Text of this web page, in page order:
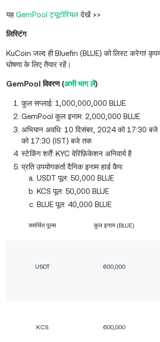
यहGemPool ट्यूटोरियलदेखें >>
लिस्टिंग
KuCoin जल्द ही Bluefin (BLUE) को लिस्ट करेगा!
घोषणा के लिए तैयार रहें।
GemPool विवरण (अभी भाग लें)
कुल सप्लाई: 1,000,000,000 BLUE
GemPool कुल इनाम: 2,000,000 BLUE
अभियान अवधि: 10 दिसंबर, 2024 को 17:30
को 17:30 (IST) बजे तक
स्टेकिंग शर्तें: KYC वेरिफ़िकेशन अनिवार्य है
प्रति उपयोगकर्ता दैनिक इनाम हार्ड कैप:
USDT पूल: 50,000 BLUE
KCS पूल: 50,000 BLUE
BLUE पूल: 40,000 BLUE
समर्थित पूल्स कुल इनाम (BLUE)
USDT 600,000
KCS 600,000